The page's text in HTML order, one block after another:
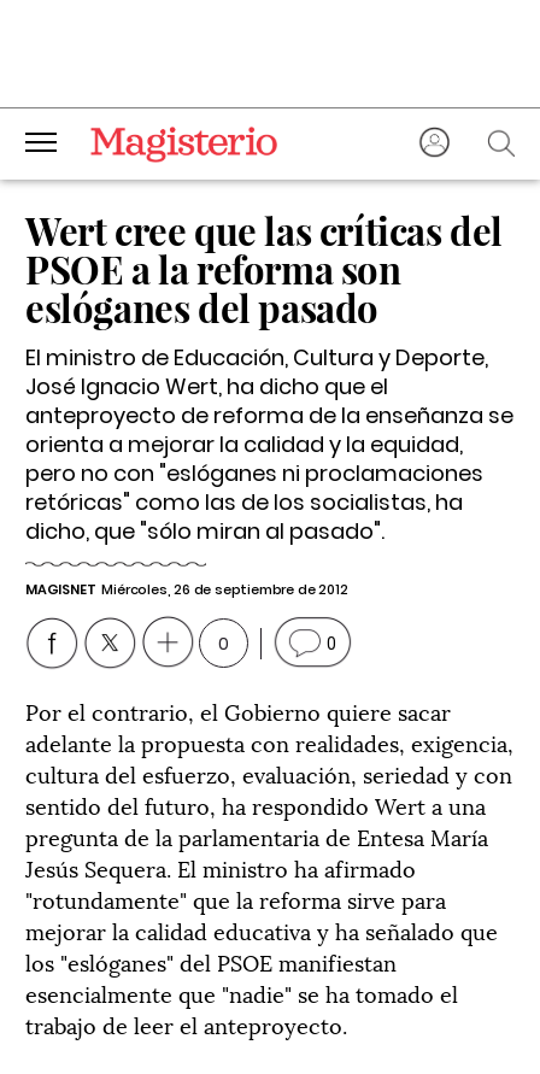
Wert cree que las críticas del
PSOE a la reforma son
eslóganes del pasado
El ministro de Educación, Cultura y Deporte,
José Ignacio Wert, ha dicho que el
anteproyecto de reforma de la enseñanza se
orienta a mejorar la calidad y la equidad,
pero no con "eslóganes ni proclamaciones
retóricas" como las de los socialistas, ha
dicho, que "sólo miran al pasado".
MAGISNET Miércoles, 26 de septiembre de 2012
0 0
Por el contrario, el Gobierno quiere sacar
adelante la propuesta con realidades, exigencia,
cultura del esfuerzo, evaluación, seriedad y con
sentido del futuro, ha respondido Wert a una
pregunta de la parlamentaria de Entesa María
Jesús Sequera. El ministro ha afirmado
"rotundamente" que la reforma sirve para
mejorar la calidad educativa y ha señalado que
los "eslóganes" del PSOE manifiestan
esencialmente que "nadie" se ha tomado el
trabajo de leer el anteproyecto.